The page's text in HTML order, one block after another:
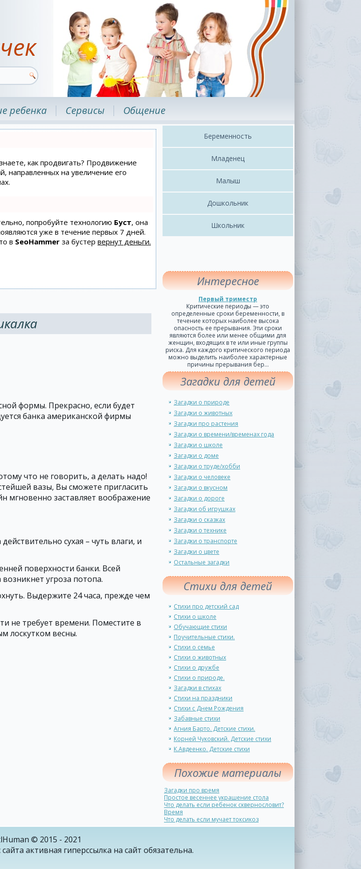
ребенка Сервисы Общение
как продвигать? Продвижение
направленных на увеличение его
попробуйте технологию Буст, она
уже в течение первых 7 дней.
в SeoHammer за бустер вернут деньги.
формы. Прекрасно, если будет
банка американской фирмы
что не говорить, а делать надо!
вазы, Вы сможете пригласить
мгновенно заставляет воображение
сухая – чуть влаги, и
поверхности банки. Всей
угроза потопа.
Выдержите 24 часа, прежде чем
не требует времени. Поместите в
лоскутком весны.
Беременность
Младенец
Малыш
Дошкольник
Школьник
Интересное
Первый триместр
Критические периоды — это
определенные сроки беременности, в
течение которых наиболее высока
опасность ее прерывания. Эти сроки
являются более или менее общими для
женщин, входящих в те или иные группы
риска. Для каждого критического периода
можно выделить наиболее характерные
причины прерывания бер...
Загадки для детей
Загадки о природе
Загадки о животных
Загадки про растения
Загадки о времени/временах года
Загадки о школе
Загадки о доме
Загадки о труде/хобби
Загадки о человеке
Загадки о вкусном
Загадки о дороге
Загадки об игрушках
Загадки о сказках
Загадки о технике
Загадки о транспорте
Загадки о цвете
Остальные загадки
Стихи для детей
Стихи про детский сад
Стихи о школе
Обучающие стихи
Поучительные стихи.
Стихи о семье
Стихи о животных
Стихи о дружбе
Стихи о природе.
Загадки в стихах
Стихи на праздники
Стихи с Днем Рождения
Забавные стихи
Агния Барто. Детские стихи.
Корней Чуковский. Детские стихи
К.Авдеенко. Детские стихи
Похожие материалы
Загадки про время
Простое весеннее украшение стола
Что делать если ребенок сквернословит?
Время
Что делать если мучает токсикоз
© 2015 - 2021
активная гиперссылка на сайт обязательна.